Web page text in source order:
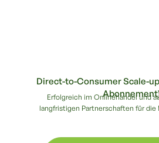
Direct-to-Consumer Scale-
Erfolgreich im Onlinehandel und
langfristigen Partnerschaften für die